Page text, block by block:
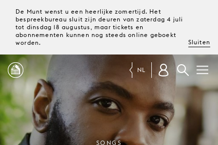
De Munt wenst u een heerlijke zomertijd. Het
bespreekbureau sluit zijn deuren van zaterdag 4 juli
tot dinsdag 18 augustus, maar tickets en
abonnementen kunnen nog steeds online geboekt
worden.
Sluiten
PROGRAMMA
MAGAZINE
NL
SONGS